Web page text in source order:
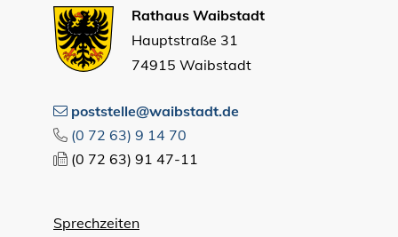
Rathaus Waibstadt
Hauptstraße 31
74915 Waibstadt
poststelle@waibstadt.de
(0 72 63) 9 14 70
(0 72 63) 91 47-11
Sprechzeiten